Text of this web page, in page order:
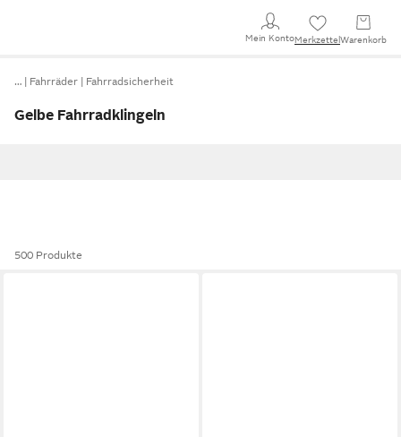
Mein KontoMerkzettel Warenkorb
… Fahrräder Fahrradsicherheit
Gelbe Fahrradklingeln
500 Produkte